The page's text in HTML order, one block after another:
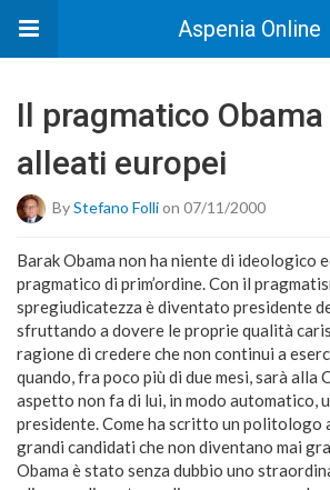
Aspenia Online
Il pragmatico
alleati europei
ByStefano Follion 07/11/2000
Barak Obama non ha niente di ideologico
pragmatico di prim’ordine. Con il
spregiudicatezza è diventato presidente
sfruttando a dovere le proprie qualità
ragione di credere che non continui a
quando, fra poco più di due mesi, sarà alla
aspetto non fa di lui, in modo automatico,
presidente. Come ha scritto un politologo
grandi candidati che non diventano mai
Obama è stato senza dubbio uno